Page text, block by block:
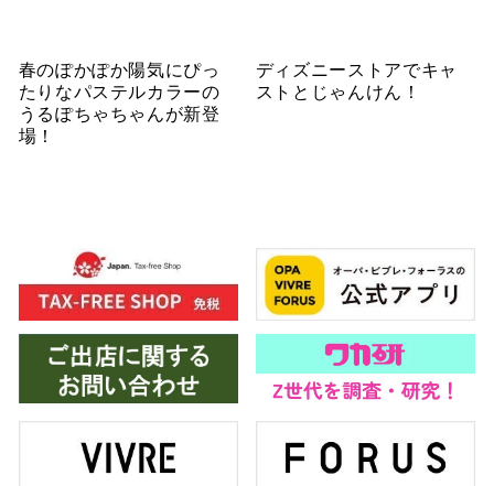
春のぽかぽか陽気にぴっ
たりなパステルカラーの
うるぽちゃちゃんが新登
場！
ディズニーストアでキャ
ストとじゃんけん！